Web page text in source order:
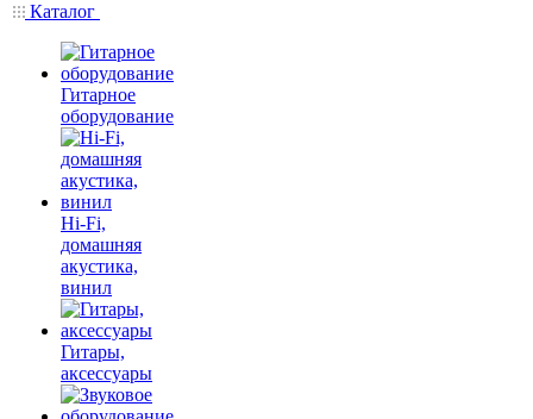
Каталог
Гитарное
оборудование
Hi-Fi,
домашняя
акустика,
винил
Гитары,
аксессуары